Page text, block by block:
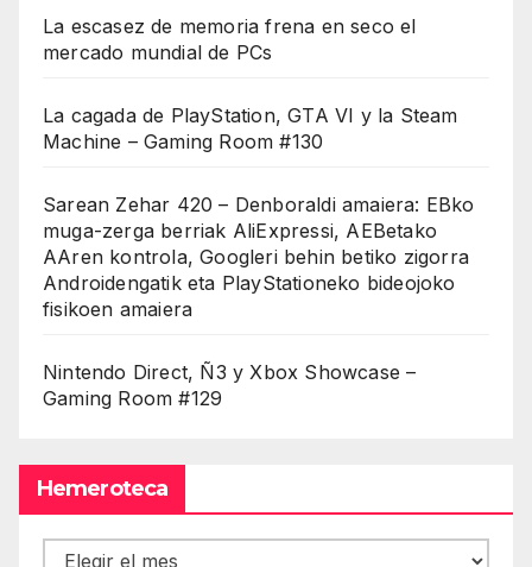
La escasez de memoria frena en seco el
mercado mundial de PCs
La cagada de PlayStation, GTA VI y la Steam
Machine – Gaming Room #130
Sarean Zehar 420 – Denboraldi amaiera: EBko
muga-zerga berriak AliExpressi, AEBetako
AAren kontrola, Googleri behin betiko zigorra
Androidengatik eta PlayStationeko bideojoko
fisikoen amaiera
Nintendo Direct, Ñ3 y Xbox Showcase –
Gaming Room #129
Hemeroteca
Hemeroteca